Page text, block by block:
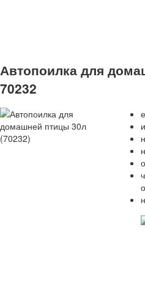
Автопоилка для
70232